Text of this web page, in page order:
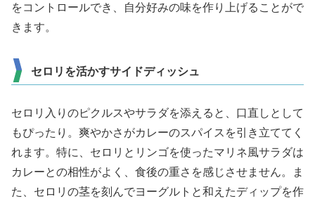
をコントロールでき、自分好みの味を作り上げることがで
きます。
セロリを活かすサイドディッシュ
セロリ入りのピクルスやサラダを添えると、口直しとして
もぴったり。爽やかさがカレーのスパイスを引き立ててく
れます。特に、セロリとリンゴを使ったマリネ風サラダは
カレーとの相性がよく、食後の重さを感じさせません。ま
た、セロリの茎を刻んでヨーグルトと和えたディップを作